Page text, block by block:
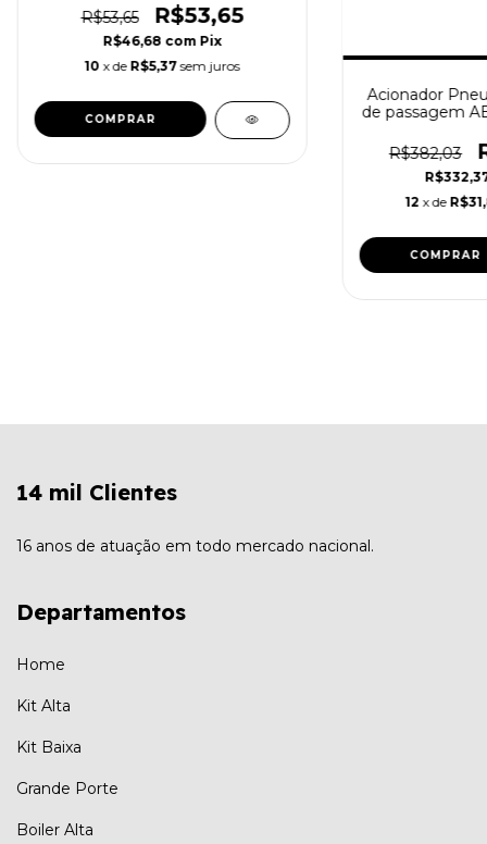
R$53,65
R$53,65
R$46,68 com Pix
10 x de R$5,37 sem juros
Acionador
de passagem
R$382,03
12 x de
14 mil Clientes
16 anos de atuação em todo mercado nacional.
Departamentos
Home
Kit Alta
Kit Baixa
Grande Porte
Boiler Alta